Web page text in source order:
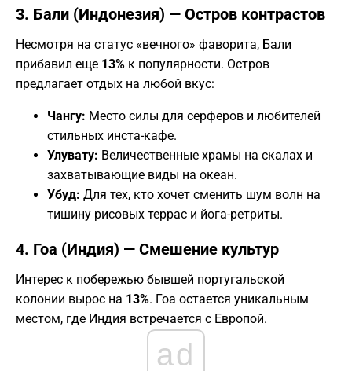
​3. Бали (Индонезия) — Остров контрастов
​Несмотря на статус «вечного» фаворита, Бали
прибавил еще 13% к популярности. Остров
предлагает отдых на любой вкус:
Чангу: Место силы для серферов и любителей
стильных инста-кафе.
Улувату: Величественные храмы на скалах и
захватывающие виды на океан.
Убуд: Для тех, кто хочет сменить шум волн на
тишину рисовых террас и йога-ретриты.
​4. Гоа (Индия) — Смешение культур
​Интерес к побережью бывшей португальской
колонии вырос на 13%. Гоа остается уникальным
местом, где Индия встречается с Европой.
ad